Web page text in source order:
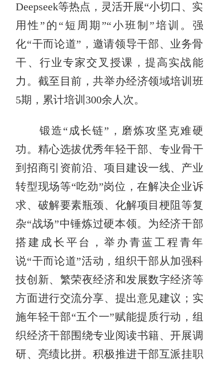
Deepseek等热点，灵活开展“小切口、实
用性”的“短周期”“小班制”培训。强
化“干而论道”，邀请领导干部、业务骨
干、行业专家交叉授课，提高实战能
力。截至目前，共举办经济领域培训班
5期，累计培训300余人次。
锻造“成长链”，磨炼攻坚克难硬
功。精心选拔优秀年轻干部、专业骨干
到招商引资前沿、项目建设一线、产业
转型现场等“吃劲”岗位，在解决企业诉
求、破解要素瓶颈、化解项目梗阻等复
杂“战场”中锤炼过硬本领。为经济干部
搭建成长平台，举办青蓝工程青年
说“干而论道”活动，组织干部从加强科
技创新、繁荣夜经济和发展数字经济等
方面进行交流分享、提出意见建议；实
施年轻干部“五个一”赋能提质行动，组
织经济干部围绕专业阅读书籍、开展调
研、亮绩比拼。积极推进干部互派挂职